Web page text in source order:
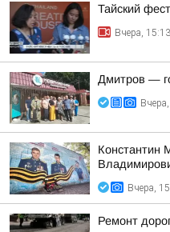
Тайский
Вчера, 15:13
Дмитров —
Константин
Вчера,
Ремонт